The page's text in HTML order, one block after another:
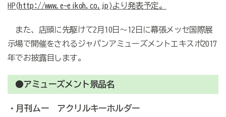
HP(http://www.e-eikoh.co.jp)より発表予定。
また、店頭に先駆けて2月10日～12日に幕張メッセ国際展
示場で開催をされるジャパンアミューズメントエキスポ2017
年でお披露目します。
●アミューズメント景品名
・月刊ムー アクリルキーホルダー